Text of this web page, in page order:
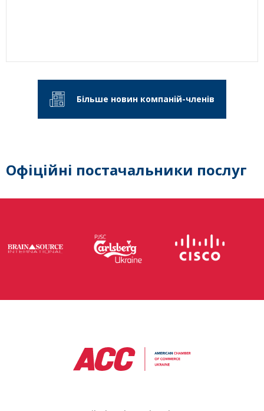
Більше новин компаній-членів
Офіційні постачальники послуг